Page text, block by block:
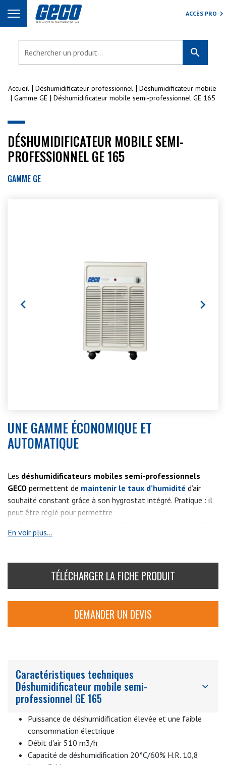
ACCÈS PRO
search
Accueil Déshumidificateur professionnel
Déshumidificateur mobile
Gamme GE
Déshumidificateur mobile semi-professionnel GE 165
DÉSHUMIDIFICATEUR MOBILE SEMI-
PROFESSIONNEL GE 165
GAMME GE
 
UNE GAMME ÉCONOMIQUE ET
AUTOMATIQUE
Les déshumidificateurs mobiles semi-professionnels
GECO permettent de maintenir le taux d’humidité d’air
souhaité constant grâce à son hygrostat intégré. Pratique : il
peut être réglé pour permettre
déclenche l'arrêt de l’appareil lorsque le bac à eau est plein.
FONCTIONNEMENT DU
DÉSHUMIDIFICATEUR GECO
En premier lieu, l’air ambiant humide est aspiré par un
s’égoutte dans une cuvette de rétention d’eau puis est
immédiatement évacuée vers la canalisation. Enfin, avant
d’être restitué au local, le condenseur du groupe frigorifique
chauffel’air déshumidifiéà une température supérieure
d’environ 3°C à la température initiale.
Voir aussi : GE125
En voir plus...
TÉLÉCHARGER LA FICHE PRODUIT
DEMANDER UN DEVIS
Caractéristiques techniques
Déshumidificateur mobile semi-
professionnel GE 165
Puissance de déshumidification élevée et une faible
consommation électrique
Débit d'air 510 m3/h
Capacité de déshumidification 20°C/60% H.R. 10,8